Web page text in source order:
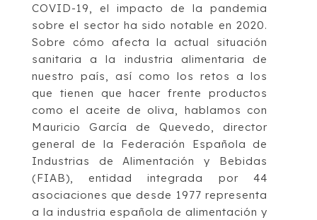
COVID-19, el impacto de la pandemia
sobre el sector ha sido notable en 2020.
Sobre cómo afecta la actual situación
sanitaria a la industria alimentaria de
nuestro país, así como los retos a los
que tienen que hacer frente productos
como el aceite de oliva, hablamos con
Mauricio García de Quevedo, director
general de la Federación Española de
Industrias de Alimentación y Bebidas
(FIAB), entidad integrada por 44
asociaciones que desde 1977 representa
a la industria española de alimentación y